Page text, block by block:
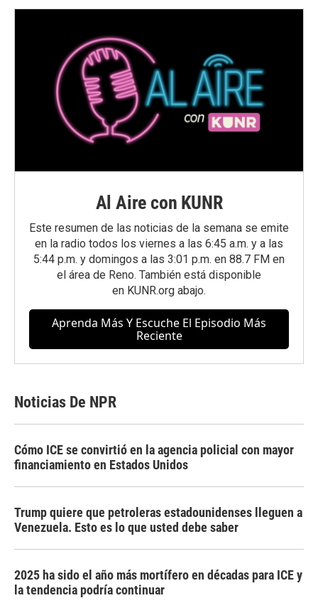
Al Aire con KUNR
Este resumen de las noticias de la semana se emite
en la radio todos los viernes a las 6:45 a.m. y a las
5:44 p.m. y domingos a las 3:01 p.m. en 88.7 FM en
el área de Reno. También está disponible
en KUNR.org abajo.
Aprenda Más Y Escuche El Episodio Más
Reciente
Noticias De NPR
Cómo ICE se convirtió en la agencia policial con mayor
financiamiento en Estados Unidos
Trump quiere que petroleras estadounidenses lleguen a
Venezuela. Esto es lo que usted debe saber
2025 ha sido el año más mortífero en décadas para ICE y
la tendencia podría continuar